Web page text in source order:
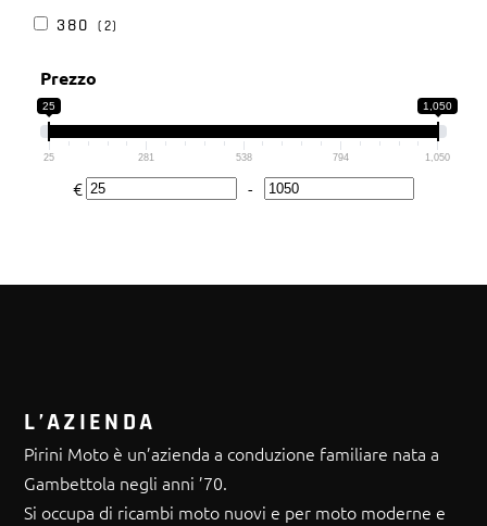
380 (2)
Prezzo
25 1,050
25 281 538 794 1,050
€
Minimum Price
-
Maximum Price
L’AZIENDA
Pirini Moto è un’azienda a conduzione familiare nata a
Gambettola negli anni ’70.
Si occupa di ricambi moto nuovi e per moto moderne e